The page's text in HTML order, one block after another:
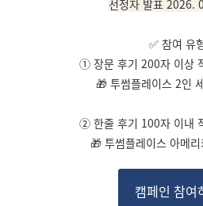
선정자 발표 2026.
✅ 참여 유
➀ 장문 후기 200자 이상
🎁 투썸플레이스 2인
➁ 한줄 후기 100자 이내
🎁 투썸플레이스 아메
캠페인 참여